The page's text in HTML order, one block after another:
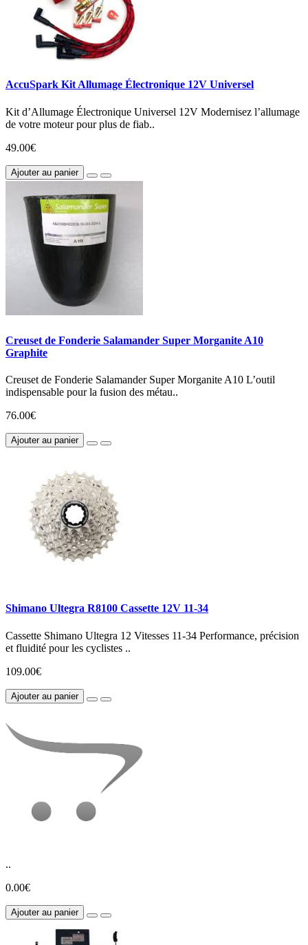
AccuSpark Kit Allumage Électronique 12V Universel
Kit d’Allumage Électronique Universel 12V Modernisez l’allumage
de votre moteur pour plus de fiab..
49.00€
Ajouter au panier
Creuset de Fonderie Salamander Super Morganite A10
Graphite
Creuset de Fonderie Salamander Super Morganite A10 L’outil
indispensable pour la fusion des métau..
76.00€
Ajouter au panier
Shimano Ultegra R8100 Cassette 12V 11-34
Cassette Shimano Ultegra 12 Vitesses 11-34 Performance, précision
et fluidité pour les cyclistes ..
109.00€
Ajouter au panier
..
0.00€
Ajouter au panier